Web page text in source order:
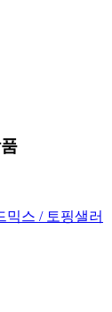
믹스 / 토핑샐러